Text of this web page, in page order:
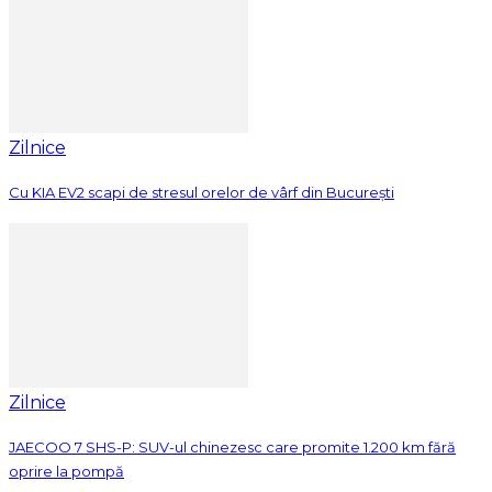
Zilnice
Cu KIA EV2 scapi de stresul orelor de vârf din București
Zilnice
JAECOO 7 SHS-P: SUV-ul chinezesc care promite 1.200 km fără
oprire la pompă